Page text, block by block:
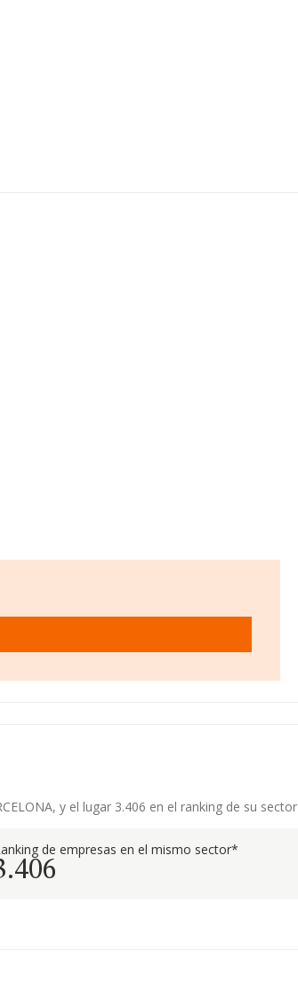
y el lugar 3.406 en el ranking de su sector
de empresas en el mismo sector*